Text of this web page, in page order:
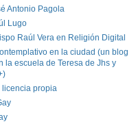
Antonio Pagola
Lugo
Raúl Vera en Religión Digital
en la ciudad (un blog
la escuela de Teresa de Jhs y
licencia propia